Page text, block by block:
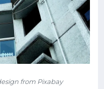
from Pixabay